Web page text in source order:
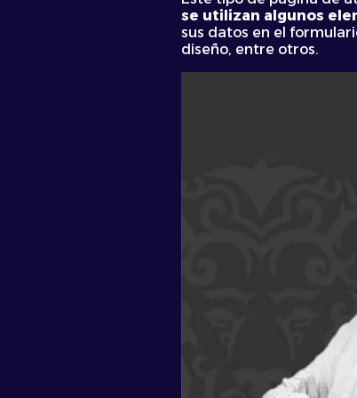
se utilizan algunos
sus datos en el
diseño, entre otros.